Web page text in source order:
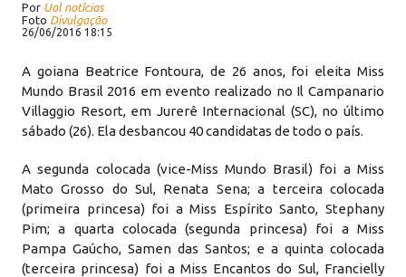
Por Uol notícias
Foto Divulgação
26/06/2016 18:15
A goiana Beatrice Fontoura, de 26 anos, foi eleita Miss
Mundo Brasil 2016 em evento realizado no Il Campanario
Villaggio Resort, em Jurerê Internacional (SC), no último
sábado (26). Ela desbancou 40 candidatas de todo o país.
A segunda colocada (vice-Miss Mundo Brasil) foi a Miss
Mato Grosso do Sul, Renata Sena; a terceira colocada
(primeira princesa) foi a Miss Espírito Santo, Stephany
Pim; a quarta colocada (segunda princesa) foi a Miss
Pampa Gaúcho, Samen das Santos; e a quinta colocada
(terceira princesa) foi a Miss Encantos do Sul, Francielly